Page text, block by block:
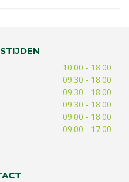
10:00 - 18:00
09:30 - 18:00
09:30 - 18:00
09:30 - 18:00
09:00 - 18:00
09:00 - 17:00